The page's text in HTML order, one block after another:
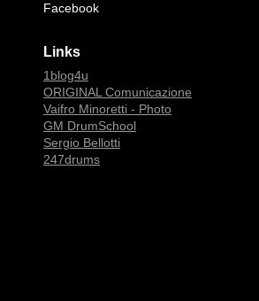
Facebook
Links
1blog4u
ORIGINAL Comunicazione
Vaifro Minoretti - Photo
GM DrumSchool
Sergio Bellotti
247drums